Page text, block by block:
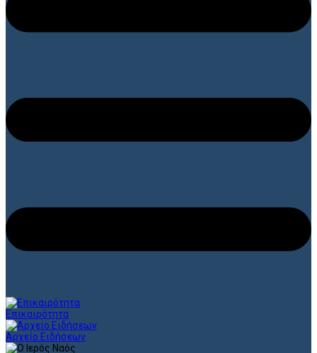
Επικαιρότητα
Αρχείο Ειδήσεων